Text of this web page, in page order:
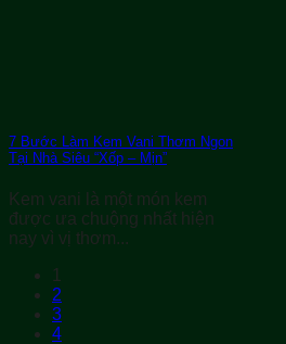
7 Bước Làm Kem Vani Thơm Ngon
Tại Nhà Siêu “Xốp – Mịn”
Kem vani là một món kem
được ưa chuộng nhất hiện
nay vì vị thơm...
1
2
3
4